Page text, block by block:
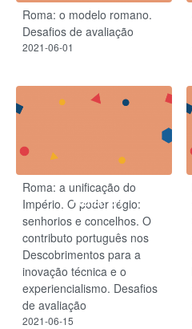
Roma: o modelo romano.
Desafios de avaliação
2021-06-01
Aula 51
Roma: a unificação do
Império. O poder régio:
senhorios e concelhos. O
contributo português nos
Descobrimentos para a
inovação técnica e o
experiencialismo. Desafios
de avaliação
2021-06-15